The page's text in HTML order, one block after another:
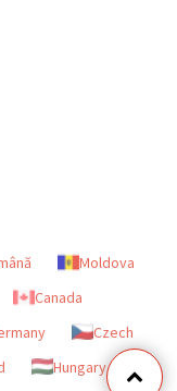
Moldova
Canada
Czech
Hungary